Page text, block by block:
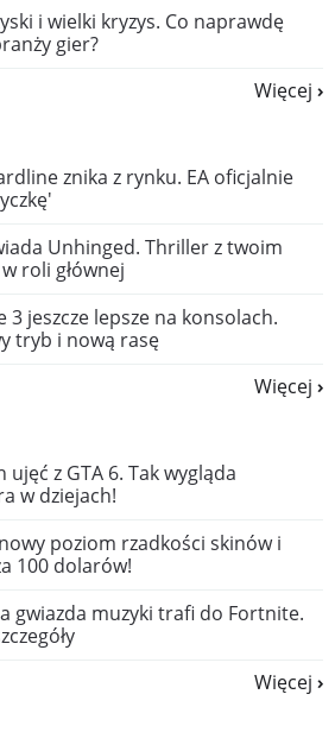
i wielki kryzys. Co naprawdę
gier?
Więcej
znika z rynku. EA oficjalnie
Unhinged. Thriller z twoim
roli głównej
3 jeszcze lepsze na konsolach.
tryb i nową rasę
Więcej
ujęć z GTA 6. Tak wygląda
w dziejach!
poziom rzadkości skinów i
100 dolarów!
gwiazda muzyki trafi do Fortnite.
Więcej